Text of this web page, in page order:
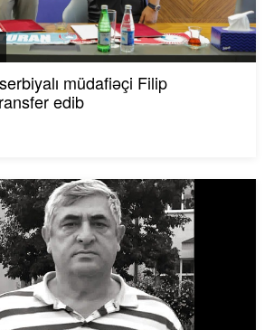
müdafiəçi Filip
edib